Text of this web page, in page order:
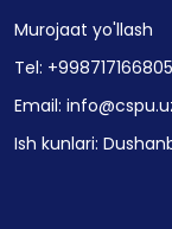
Murojaat yo'llash
Tel: +998717166805
Email:
Ish kunlari: